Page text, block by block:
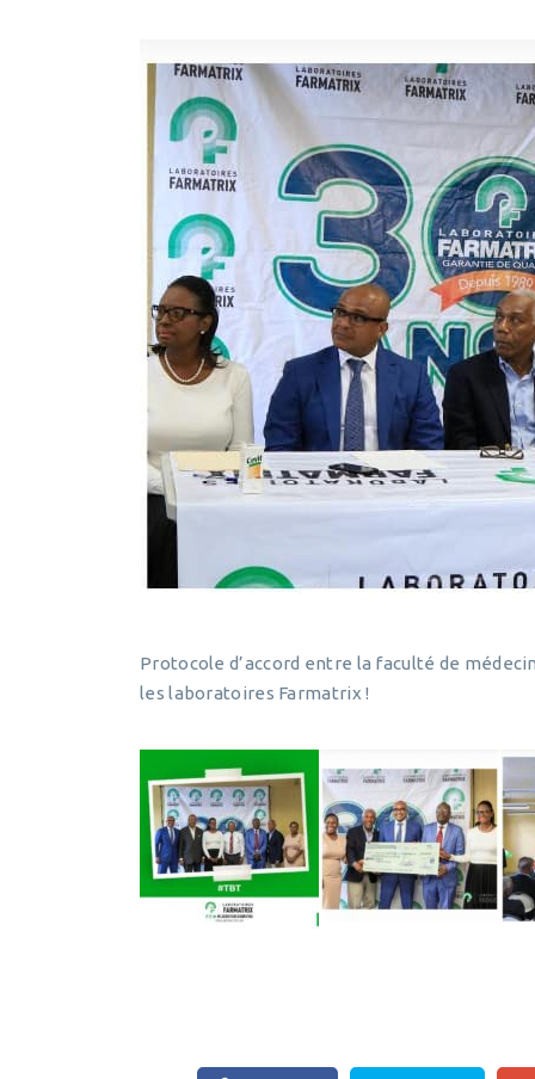
Protocole d’accord entre la faculté de
les laboratoires Farmatrix !